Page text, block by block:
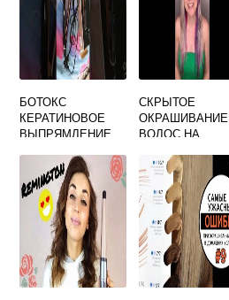
БОТОКС
КЕРАТИНОВОЕ
ВЫПРЯМЛЕНИЕ
СКРЫТОЕ
ОКРАШИВАНИЕ
ВОЛОС НА
ВОЛОСЫ